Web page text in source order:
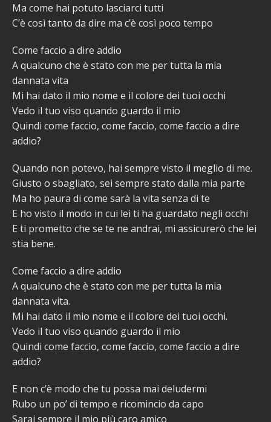
Ma come hai potuto lasciarci tutti
C’è così tanto da dire ma c’è così poco tempo
Come faccio a dire addio
A qualcuno che è stato con me per tutta la mia
dannata vita
Mi hai dato il mio nome e il colore dei tuoi occhi
Vedo il tuo viso quando guardo il mio
Quindi come faccio, come faccio, come faccio a dire
addio?
Quando non potevo, hai sempre visto il meglio di me.
Giusto o sbagliato, sei sempre stato dalla mia parte
Ma ho paura di come sarà la vita senza di te
E ho visto il modo in cui lei ti ha guardato negli occhi
E ti prometto che se te ne andrai, mi assicurerò che lei
stia bene.
Come faccio a dire addio
A qualcuno che è stato con me per tutta la mia
dannata vita.
Mi hai dato il mio nome e il colore dei tuoi occhi.
Vedo il tuo viso quando guardo il mio
Quindi come faccio, come faccio, come faccio a dire
addio?
E non c’è modo che tu possa mai deludermi
Rubo un po’ di tempo e ricomincio da capo
Sarai sempre il mio più caro amico